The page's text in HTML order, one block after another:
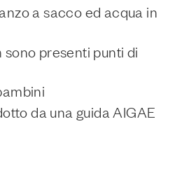
a sacco ed acqua in
presenti punti di
da una guida AIGAE